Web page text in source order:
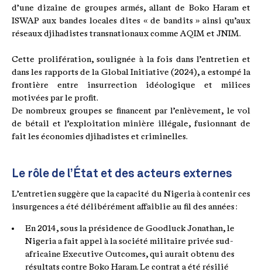
d’une dizaine de groupes armés, allant de Boko Haram et
ISWAP aux bandes locales dites « de bandits » ainsi qu’aux
réseaux djihadistes transnationaux comme AQIM et JNIM.
Cette prolifération, soulignée à la fois dans l’entretien et
dans les rapports de la Global Initiative (2024), a estompé la
frontière entre insurrection idéologique et milices
motivées par le profit.
De nombreux groupes se financent par l’enlèvement, le vol
de bétail et l’exploitation minière illégale, fusionnant de
fait les économies djihadistes et criminelles.
Le rôle de l’État et des acteurs externes
L’entretien suggère que la capacité du Nigeria à contenir ces
insurgences a été délibérément affaiblie au fil des années :
En 2014, sous la présidence de Goodluck Jonathan, le
Nigeria a fait appel à la société militaire privée sud-
africaine Executive Outcomes, qui aurait obtenu des
résultats contre Boko Haram. Le contrat a été résilié